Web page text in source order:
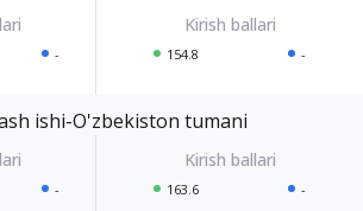
- 154.8 -
ishi-O'zbekiston tumani
- 163.6 -